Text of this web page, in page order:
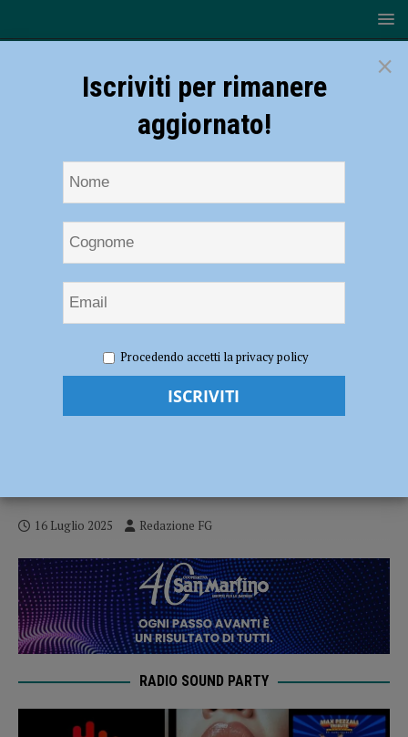
dell’infanzia, a Piacenza in arrivo quasi 1,5 milioni di euro per
potenziare l’offerta educativa
Nidi e scuole dell’infanzia, a Piacenza in
16 Luglio 2025 Redazione FG
RADIO SOUND PARTY
×
Iscriviti per rimanere
aggiornato!
Procedendo accetti la privacy policy